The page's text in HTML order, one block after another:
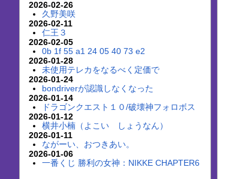
2026-02-26
久野美咲
2026-02-11
仁王３
2026-02-05
0b 1f 55 a1 24 05 40 73 e2
2026-01-28
未使用テレカをなるべく定価で
2026-01-24
bondriverが認識しなくなった
2026-01-14
ドラゴンクエスト１０/破壊神フォロボス
2026-01-12
横井小楠（よこい しょうなん）
2026-01-11
ながーい、おつきあい。
2026-01-06
一番くじ 勝利の女神：NIKKE CHAPTER6